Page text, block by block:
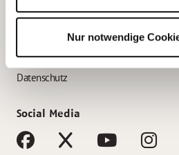
Nur notwendige
AWO Gliederungen nach Bundesland
Impressum
Datenschutz
Social Media